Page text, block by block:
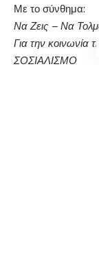
Με το σύνθημα:
Να Ζεις – Να
Για την κοινωνία
ΣΟΣΙΑΛΙΣΜΟ